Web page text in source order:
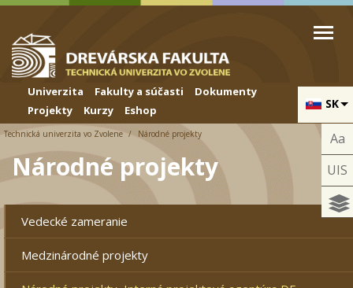
Skip to cookies
Skip to navigation
Skočiť na hlavný obsah
SK
Univerzita Fakulty a súčasti
Dokumenty
Projekty
Kurzy Eshop
Aa
UIS
Technická univerzita vo Zvolene Národné projekty
Národné projekty
Vedecké zameranie
Medzinárodné projekty